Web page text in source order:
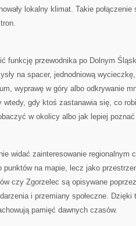
lokalny klimat. Takie
funkcję przewodnika po Dolnym
na spacer, jednodniową
wyprawę w góry albo odkrywanie
wtedy, gdy ktoś zastanawia się, co
w okolicy albo jak lepiej
widać zainteresowanie regionalnym
na mapie, lecz jako
czy Zgorzelec są opisywane
i przemiany społeczne.
pamięć dawnych czasów.